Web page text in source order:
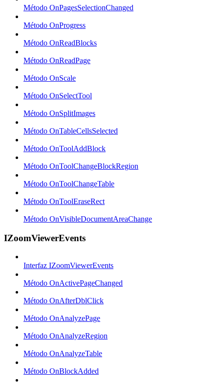
Método OnPagesSelectionChanged
Método OnProgress
Método OnReadBlocks
Método OnReadPage
Método OnScale
Método OnSelectTool
Método OnSplitImages
Método OnTableCellsSelected
Método OnToolAddBlock
Método OnToolChangeBlockRegion
Método OnToolChangeTable
Método OnToolEraseRect
Método OnVisibleDocumentAreaChange
IZoomViewerEvents
Interfaz IZoomViewerEvents
Método OnActivePageChanged
Método OnAfterDblClick
Método OnAnalyzePage
Método OnAnalyzeRegion
Método OnAnalyzeTable
Método OnBlockAdded